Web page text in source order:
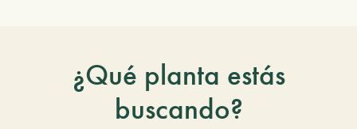
¿Qué planta estás
buscando?